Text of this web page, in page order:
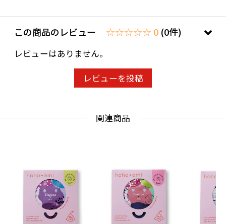
この商品のレビュー ☆☆☆☆☆ 0 (0件)
レビューはありません。
レビューを投稿
関連商品